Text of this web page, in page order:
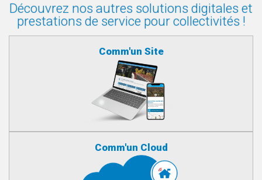
Découvrez nos autres solutions digitales et
prestations de service pour collectivités !
Comm'un Site
Comm'un Cloud